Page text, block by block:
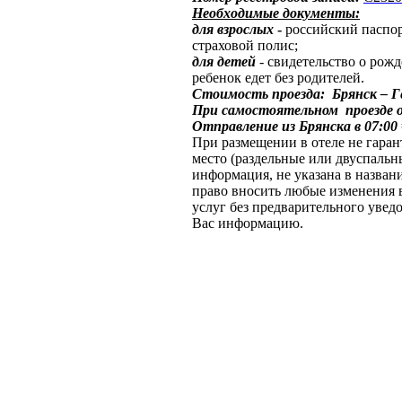
Необходимые документы:
для взрослых - российский
страховой полис;
для детей - свидетельство о
ребенок едет без родителей.
Стоимость проезда: Брянск –
При самостоятельном проезде
Отправление из Брянска в
При размещении в отеле не
место (раздельные или
информация, не указана в
право вносить любые изменения
услуг без предварительного
Вас информацию.